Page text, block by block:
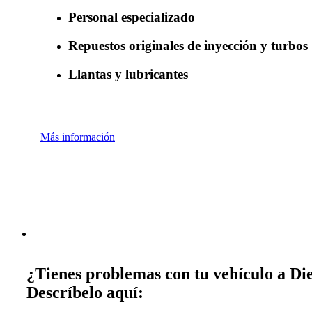
Personal especializado
Repuestos originales de inyección y turbos
Llantas y lubricantes
Más información
¿Tienes problemas con tu vehículo a
Descríbelo aquí: